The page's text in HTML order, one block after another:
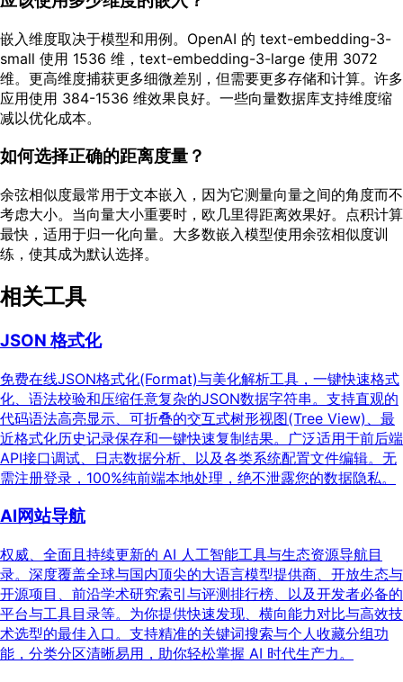
嵌入维度取决于模型和用例。OpenAI 的 text-embedding-3-
small 使用 1536 维，text-embedding-3-large 使用 3072
维。更高维度捕获更多细微差别，但需要更多存储和计算。许多
应用使用 384-1536 维效果良好。一些向量数据库支持维度缩
减以优化成本。
如何选择正确的距离度量？
余弦相似度最常用于文本嵌入，因为它测量向量之间的角度而不
考虑大小。当向量大小重要时，欧几里得距离效果好。点积计算
最快，适用于归一化向量。大多数嵌入模型使用余弦相似度训
练，使其成为默认选择。
相关工具
JSON 格式化
免费在线JSON格式化(Format)与美化解析工具，一键快速格式
化、语法校验和压缩任意复杂的JSON数据字符串。支持直观的
代码语法高亮显示、可折叠的交互式树形视图(Tree View)、最
近格式化历史记录保存和一键快速复制结果。广泛适用于前后端
API接口调试、日志数据分析、以及各类系统配置文件编辑。无
需注册登录，100%纯前端本地处理，绝不泄露您的数据隐私。
AI网站导航
权威、全面且持续更新的 AI 人工智能工具与生态资源导航目
录。深度覆盖全球与国内顶尖的大语言模型提供商、开放生态与
开源项目、前沿学术研究索引与评测排行榜、以及开发者必备的
平台与工具目录等。为你提供快速发现、横向能力对比与高效技
术选型的最佳入口。支持精准的关键词搜索与个人收藏分组功
能，分类分区清晰易用，助你轻松掌握 AI 时代生产力。